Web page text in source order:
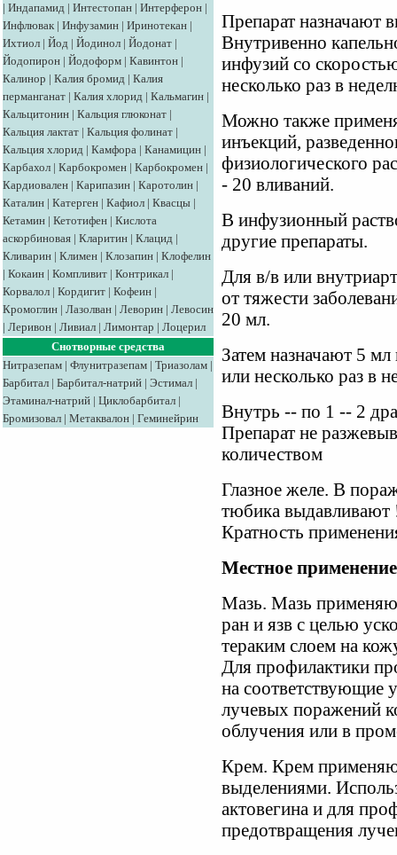
| Индапамид | Интестопан | Интерферон |
Инфлювак | Инфузамин | Иринотекан |
Ихтиол | Йод | Йодинол | Йодонат |
Йодопирон | Йодоформ | Кавинтон |
Калинор | Калия бромид | Калия
перманганат | Калия хлорид | Кальмагин |
Кальцитонин | Кальция глюконат |
Кальция лактат | Кальция фолинат |
Кальция хлорид | Камфора | Канамицин |
Карбахол | Карбокромен | Карбокромен |
Кардиовален | Карипазин | Каротолин |
Каталин | Катерген | Кафиол | Квасцы |
Кетамин | Кетотифен | Кислота
аскорбиновая | Кларитин | Клацид |
Кливарин | Климен | Клозапин | Клофелин
| Кокаин | Компливит | Контрикал |
Корвалол | Кордигит | Кофеин |
Кромоглин | Лазолван | Леворин | Левосин
| Леривон | Ливиал | Лимонтар | Лоцерил
Снотворные средства
Нитразепам | Флунитразепам | Триазолам |
Барбитал | Барбитал-натрий | Эстимал |
Этаминал-натрий | Циклобарбитал |
Бромизовал | Метаквалон | Геминейрин
Препарат назначают
Внутривенно
инфузий со
несколько раз в
Можно также
инъекций,
физиологического
- 20 вливаний.
В инфузионный
другие препараты.
Для в/в или
от тяжести
20 мл.
Затем назначают 5
или несколько раз в
Внутрь -- по 1 -- 2
Препарат не
количеством
Глазное желе. В
тюбика выдавливают
Кратность
Местное
Мазь. Мазь
ран и язв с целью
тераким слоем на
Для профилактики
на соответствующие
лучевых поражений
облучения или в
Крем. Крем
выделениями.
актовегина и для
предотвращения